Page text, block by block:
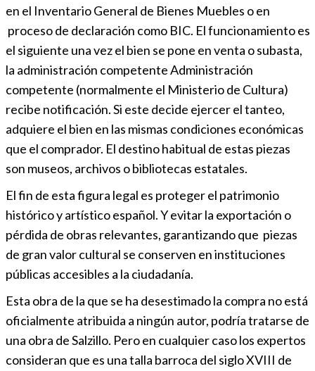
en el Inventario General de Bienes Muebles o en
proceso de declaración como BIC. El funcionamiento es
el siguiente una vez el bien se pone en venta o subasta,
la administración competente Administración
competente (normalmente el Ministerio de Cultura)
recibe notificación. Si este decide ejercer el tanteo,
adquiere el bien en las mismas condiciones económicas
que el comprador. El destino habitual de estas piezas
son museos, archivos o bibliotecas estatales.
El fin de esta figura legal es proteger el patrimonio
histórico y artístico español. Y evitar la exportación o
pérdida de obras relevantes, garantizando que piezas
de gran valor cultural se conserven en instituciones
públicas accesibles a la ciudadanía.
Esta obra de la que se ha desestimado la compra no está
oficialmente atribuida a ningún autor, podría tratarse de
una obra de Salzillo. Pero en cualquier caso los expertos
consideran que es una talla barroca del siglo XVIII de